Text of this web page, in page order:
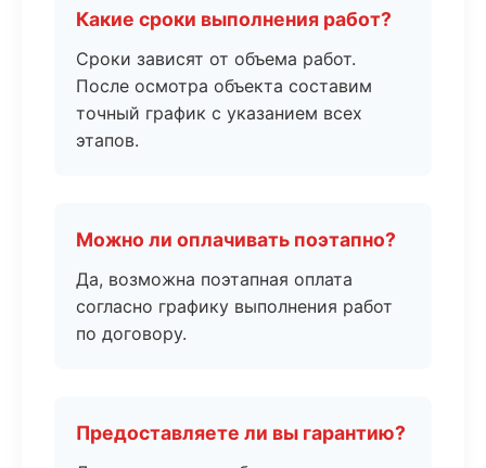
Какие сроки выполнения работ?
Сроки зависят от объема работ.
После осмотра объекта составим
точный график с указанием всех
этапов.
Можно ли оплачивать поэтапно?
Да, возможна поэтапная оплата
согласно графику выполнения работ
по договору.
Предоставляете ли вы гарантию?